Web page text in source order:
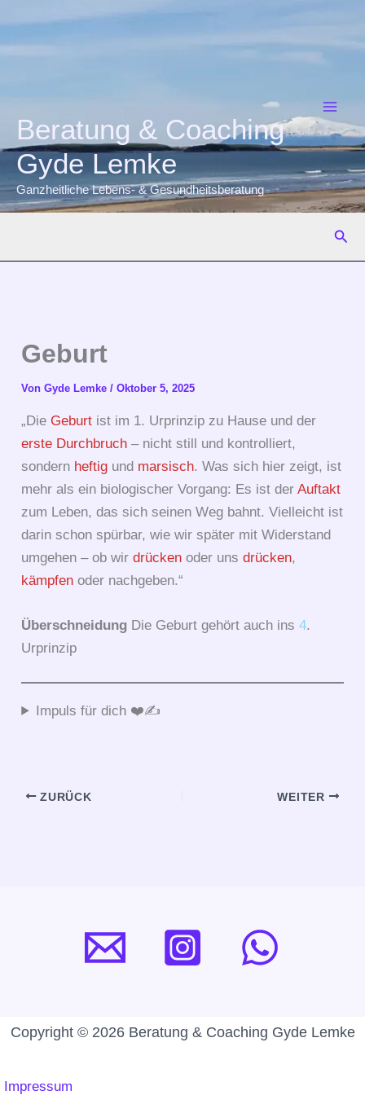
Beratung & Coaching
Gyde Lemke
Ganzheitliche Lebens- & Gesundheitsberatung
Geburt
VonGyde Lemke/Oktober 5, 2025
„Die Geburt ist im 1. Urprinzip zu Hause und der
erste Durchbruch – nicht still und kontrolliert,
sondern heftig und marsisch. Was sich hier zeigt, ist
mehr als ein biologischer Vorgang: Es ist derAuftakt
zum Leben, das sich seinen Weg bahnt. Vielleicht ist
darin schon spürbar, wie wir später mit Widerstand
umgehen – ob wirdrücken oder unsdrücken,
kämpfen oder nachgeben.“
Überschneidung Die Geburt gehört auch ins4.
Urprinzip
Impuls für dich ❤️✍️
ZURÜCK WEITER
Copyright © 2026 Beratung & Coaching Gyde Lemke
Impressum